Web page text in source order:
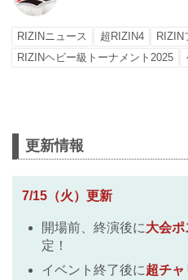
RIZINニュース 超RIZIN4
RIZIN
RIZINヘビー級トーナメント2025
更新情報
7/15（火）更新
開場前、終演後に大会
定！
イベント終了後に超チ